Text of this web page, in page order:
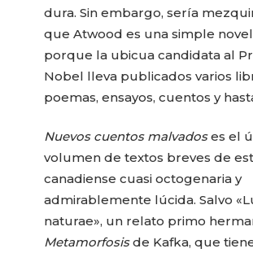
dura. Sin embargo, sería
que Atwood es una simple
porque la ubicua candidata al
Nobel lleva publicados varios
poemas, ensayos, cuentos y
Nuevos cuentos malvadoses el
volumen de textos breves de
canadiense cuasi octogenaria y
admirablemente lúcida. Salvo
naturae», un relato primo
Metamorfosisde Kafka, que